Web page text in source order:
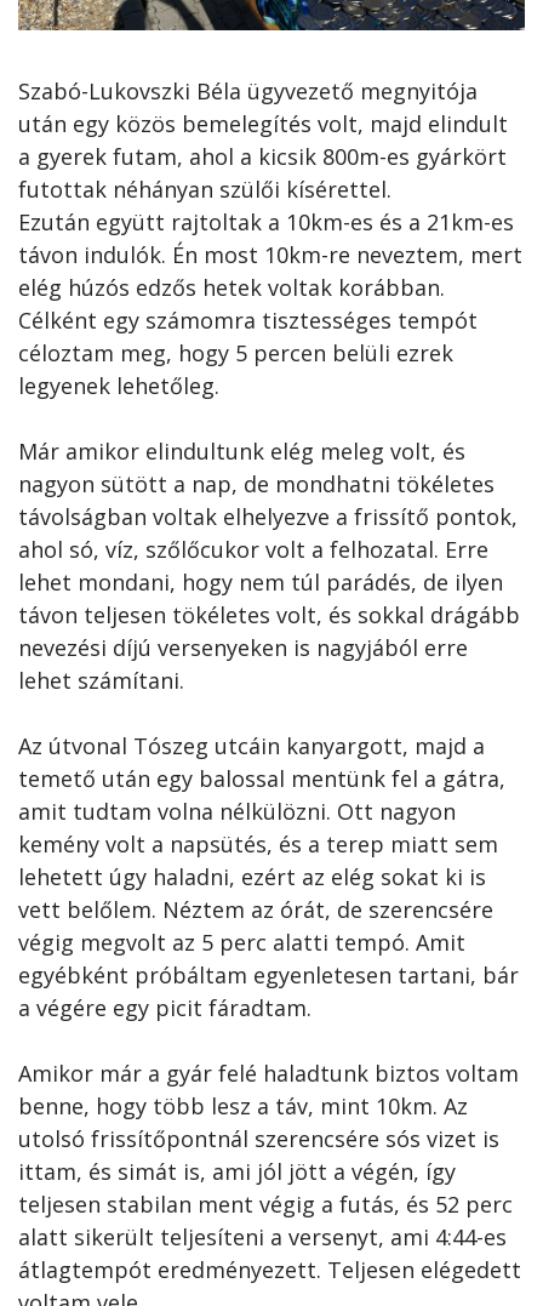
Szabó-Lukovszki Béla ügyvezető megnyitója
után egy közös bemelegítés volt, majd elindult
a gyerek futam, ahol a kicsik 800m-es gyárkört
futottak néhányan szülői kísérettel.
Ezután együtt rajtoltak a 10km-es és a 21km-es
távon indulók. Én most 10km-re neveztem, mert
elég húzós edzős hetek voltak korábban.
Célként egy számomra tisztességes tempót
céloztam meg, hogy 5 percen belüli ezrek
legyenek lehetőleg.
Már amikor elindultunk elég meleg volt, és
nagyon sütött a nap, de mondhatni tökéletes
távolságban voltak elhelyezve a frissítő pontok,
ahol só, víz, szőlőcukor volt a felhozatal. Erre
lehet mondani, hogy nem túl parádés, de ilyen
távon teljesen tökéletes volt, és sokkal drágább
nevezési díjú versenyeken is nagyjából erre
lehet számítani.
Az útvonal Tószeg utcáin kanyargott, majd a
temető után egy balossal mentünk fel a gátra,
amit tudtam volna nélkülözni. Ott nagyon
kemény volt a napsütés, és a terep miatt sem
lehetett úgy haladni, ezért az elég sokat ki is
vett belőlem. Néztem az órát, de szerencsére
végig megvolt az 5 perc alatti tempó. Amit
egyébként próbáltam egyenletesen tartani, bár
a végére egy picit fáradtam.
Amikor már a gyár felé haladtunk biztos voltam
benne, hogy több lesz a táv, mint 10km. Az
utolsó frissítőpontnál szerencsére sós vizet is
ittam, és simát is, ami jól jött a végén, így
teljesen stabilan ment végig a futás, és 52 perc
alatt sikerült teljesíteni a versenyt, ami 4:44-es
átlagtempót eredményezett. Teljesen elégedett